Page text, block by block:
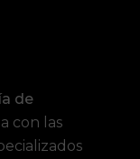
de
con las